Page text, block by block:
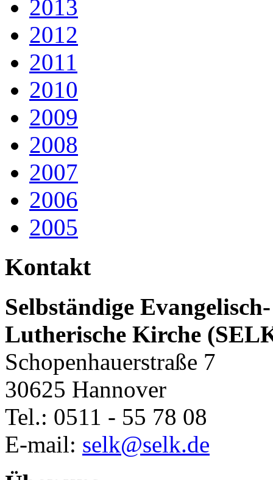
2013
2012
2011
2010
2009
2008
2007
2006
2005
Kontakt
Selbständige Evangelisch-
Lutherische Kirche
Schopenhauerstraße 7
30625 Hannover
Tel.: 0511 - 55 78 08
E-mail: selk@selk.de